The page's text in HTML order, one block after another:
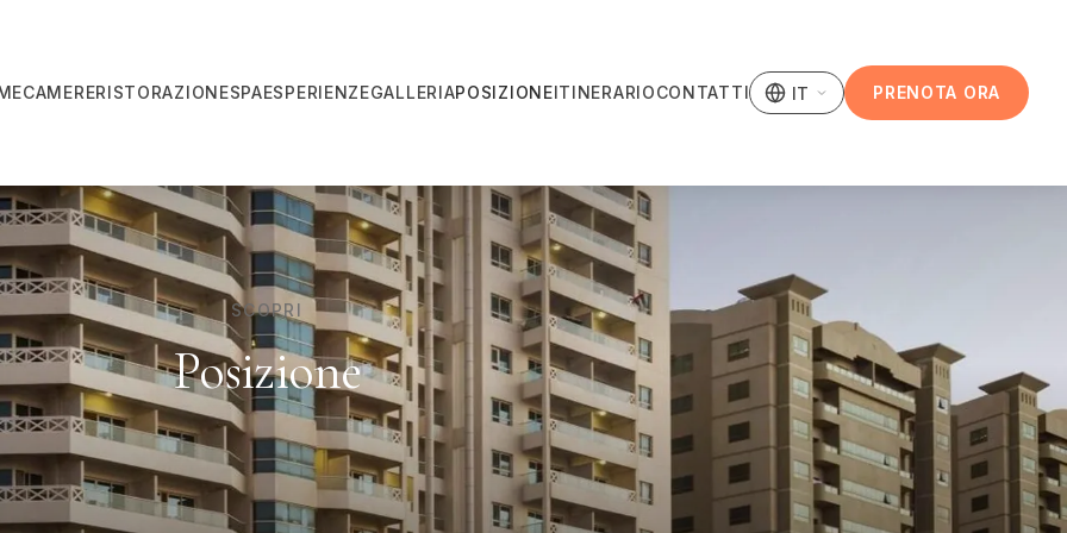
CAMERERISTORAZIONESPAESPERIENZEGALLERIAPOSIZIONEITINERARIOCONTATTI IT PRENOTA ORA
SCOPRI
Posizione